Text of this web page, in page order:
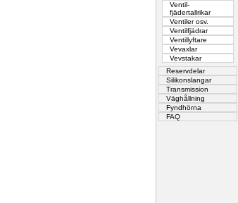
Ventil-
fjädertallrikar
Ventiler osv.
Ventilfjädrar
Ventillyftare
Vevaxlar
Vevstakar
Reservdelar
Silikonslangar
Transmission
Väghållning
Fyndhörna
FAQ